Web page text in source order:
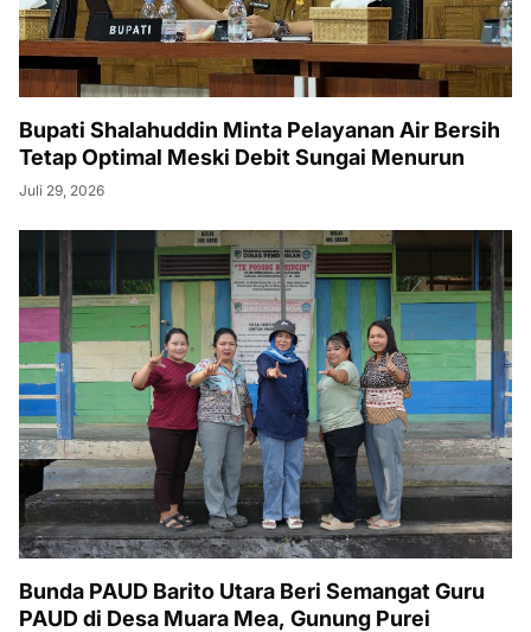
Bupati Shalahuddin Minta Pelayanan Air Bersih
Tetap Optimal Meski Debit Sungai Menurun
Juli 29, 2026
Bunda PAUD Barito Utara Beri Semangat Guru
PAUD di Desa Muara Mea, Gunung Purei